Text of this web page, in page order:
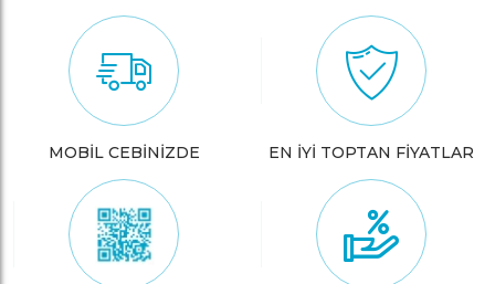
MOBİL CEBİNİZDE EN İYİ TOPTAN FİYATLAR